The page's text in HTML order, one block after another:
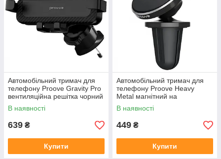
Автомобільний тримач для
телефону Proove Gravity Pro
вентиляційна решітка чорний
В наявності
639 ₴
Купити
Автомобільний тримач для
телефону Proove Heavy
Metal магнітний на
дефлектор чорний
В наявності
449 ₴
Купити